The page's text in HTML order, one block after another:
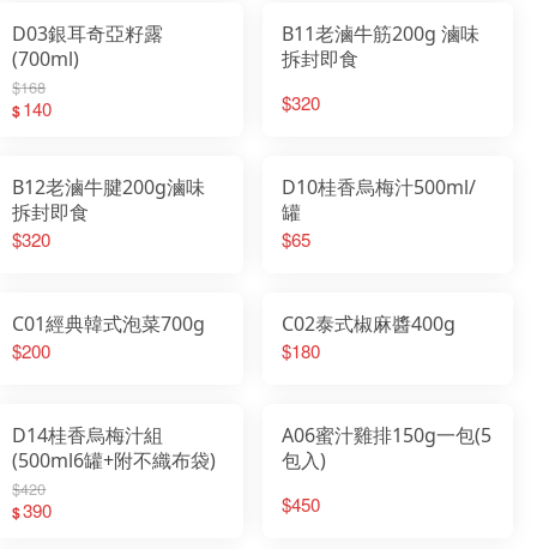
D03銀耳奇亞籽露
(700ml)
$168
$140
B11老滷牛筋200g 滷味
拆封即食
$320
B12老滷牛腱200g滷味
拆封即食
$320
D10桂香烏梅汁500ml/
罐
$65
C01經典韓式泡菜700g
$200
C02泰式椒麻醬400g
$180
D14桂香烏梅汁組
(500ml6罐+附不織布袋)
$420
$390
A06蜜汁雞排150g一包(5
包入)
$450